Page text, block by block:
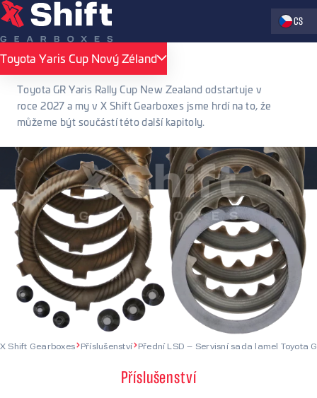
Zvolte
CS
X Shift Gearboxes Příslušenství Přední LSD – Servisní sada lamel Toyota
Příslušenství
Toyota Yaris Cup Nový Zéland
Toyota Yaris Cup Nový Zéland
Toyota GR Yaris Rally Cup New Zealand odstartuje v
roce 2027 a my v X Shift Gearboxes jsme hrdí na to, že
můžeme být součástí této další kapitoly.